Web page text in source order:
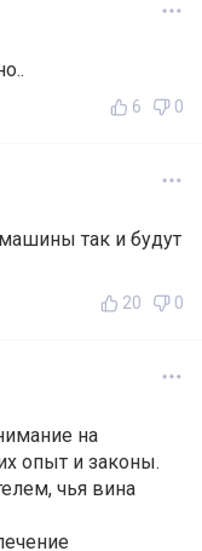
6 0
так и будут
20 0
на
опыт и законы.
чья вина